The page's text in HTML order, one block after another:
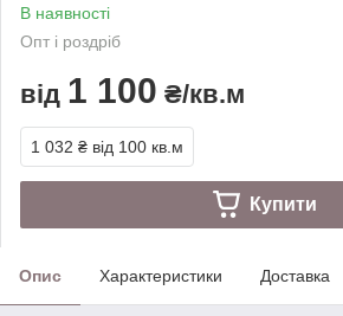
В наявності
Опт і роздріб
від 1 100 ₴/кв.м
1 032 ₴ від 100 кв.м
Купити
Опис Характеристики Доставка